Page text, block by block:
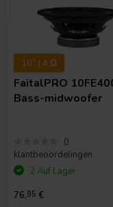
10" | 4 Ω
FaitalPRO
Bass-midwoofer
0
klantbeoordelingen
2 Auf Lager
76,95 €